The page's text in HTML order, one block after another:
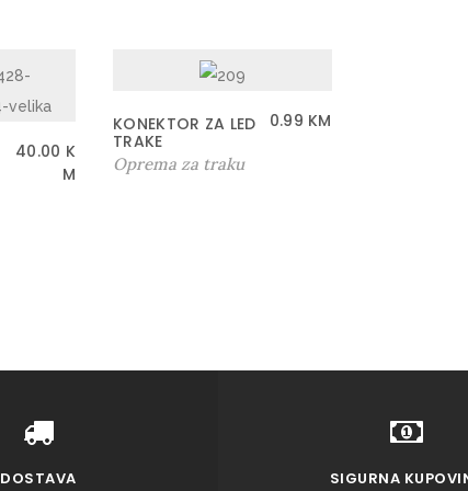
40.00 K
M
KONEKTOR ZA LED
TRAKE
0.99 KM
Oprema za traku
DOSTAVA
SIGURNA